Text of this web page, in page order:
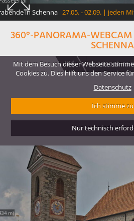
360°-PANORAMA-
SCHENNA